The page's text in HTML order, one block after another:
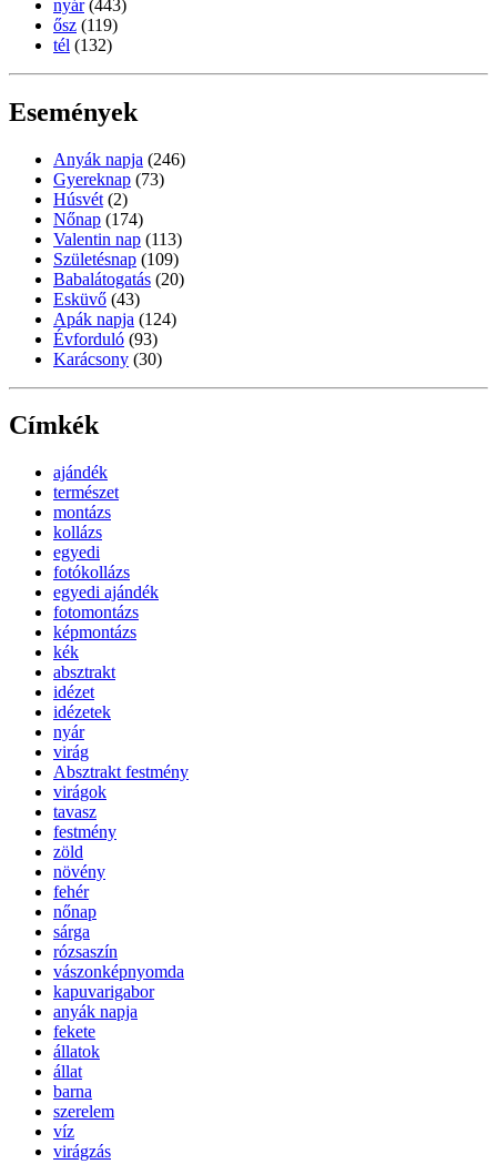
nyár (443)
ősz (119)
tél (132)
Események
Anyák napja (246)
Gyereknap (73)
Húsvét (2)
Nőnap (174)
Valentin nap (113)
Születésnap (109)
Babalátogatás (20)
Esküvő (43)
Apák napja (124)
Évforduló (93)
Karácsony (30)
Címkék
ajándék
természet
montázs
kollázs
egyedi
fotókollázs
egyedi ajándék
fotomontázs
képmontázs
kék
absztrakt
idézet
idézetek
nyár
virág
Absztrakt festmény
virágok
tavasz
festmény
zöld
növény
fehér
nőnap
sárga
rózsaszín
vászonképnyomda
kapuvarigabor
anyák napja
fekete
állatok
állat
barna
szerelem
víz
virágzás